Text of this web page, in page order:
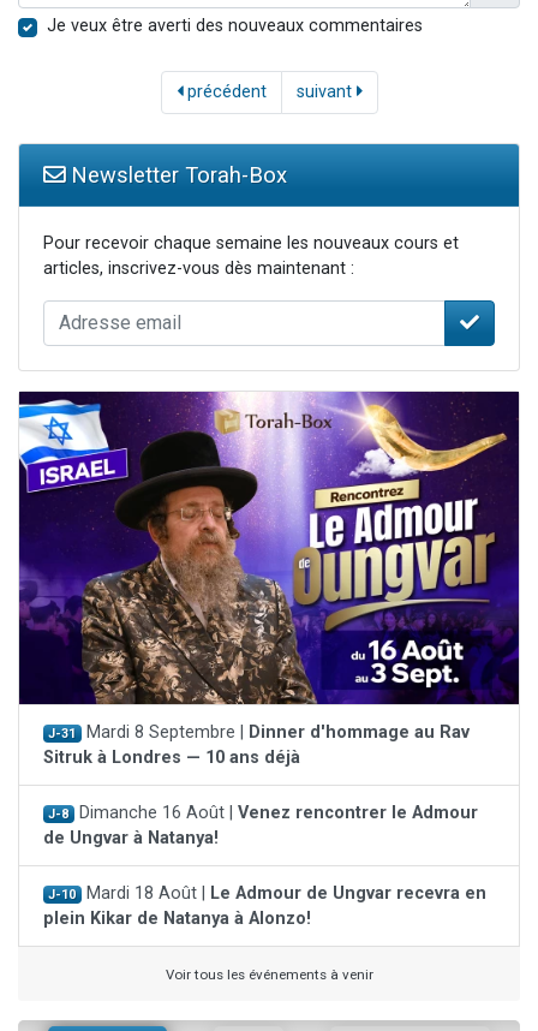
Je veux être averti des nouveaux commentaires
précédent suivant
Newsletter Torah-Box
Pour recevoir chaque semaine les nouveaux cours et
articles, inscrivez-vous dès maintenant :
J-31 Mardi 8 Septembre |
Dinner d'hommage au Rav
Sitruk à Londres — 10 ans déjà
J-8 Dimanche 16 Août | Venez rencontrer le Admour
de Ungvar à Natanya!
J-10 Mardi 18 Août |
Le Admour de Ungvar recevra en
plein Kikar de Natanya à Alonzo!
Voir tous les événements à venir